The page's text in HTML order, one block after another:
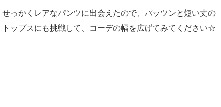
せっかくレアなパンツに出会えたので、パッツンと短い丈の
トップスにも挑戦して、コーデの幅を広げてみてください☆